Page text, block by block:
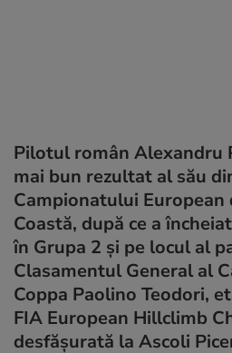
Pilotul român Alexandru
mai bun rezultat al său
Campionatului European
Coastă, după ce a
în Grupa 2 și pe locul al
Clasamentul General al
Coppa Paolino Teodori,
FIA European Hillclimb
desfășurată la Ascoli